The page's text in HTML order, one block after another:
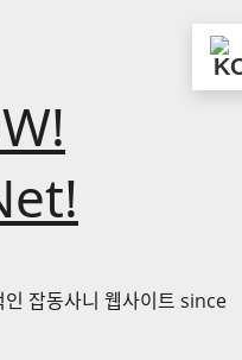
잡동사니 웹사이트 since